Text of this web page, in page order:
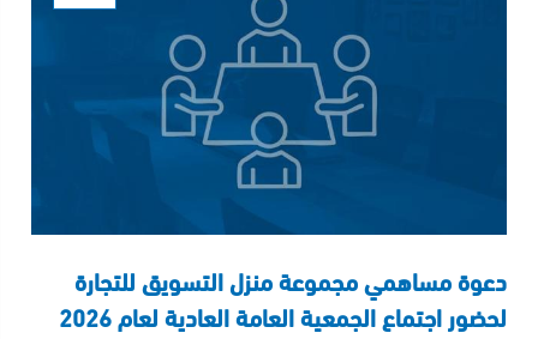
دعوة مساهمي مجموعة منزل التسويق للتجارة
لحضور اجتماع الجمعية العامة العادية لعام 2026